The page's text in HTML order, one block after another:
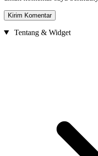
Tentang & Widget